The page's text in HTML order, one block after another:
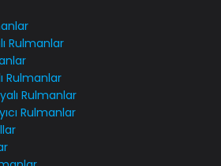
Rulmanlar
Rulmanlar
Rulmanlar
Rulmanlar